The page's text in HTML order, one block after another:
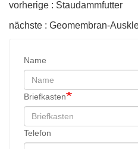
vorherige : Staudammfutter
nächste : Geomembran-
Name
Briefkasten
Telefon